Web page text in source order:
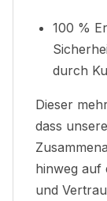
100 %
durch
Dieser
dass
hinweg auf
und